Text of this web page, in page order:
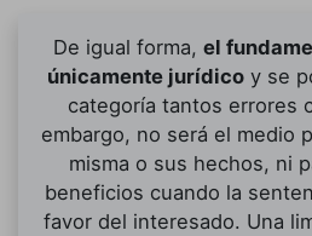
De igual forma, el
únicamente jurídicoy se
categoría tantos errores
embargo, no será el medio
misma o sus hechos, ni
beneficios cuando la
favor del interesado. Una